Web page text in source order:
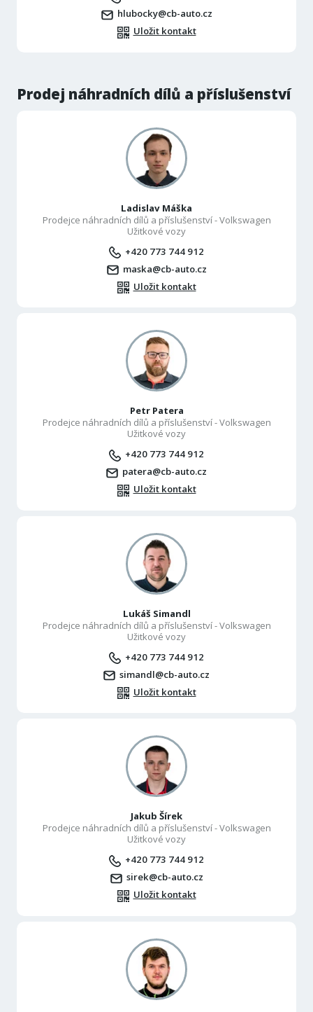
hlubocky@cb-auto.cz
Uložit kontakt
Prodej náhradních dílů a příslušenství
Ladislav Máška
Prodejce náhradních dílů a příslušenství - Volkswagen
Užitkové vozy
+420 773 744 912
maska@cb-auto.cz
Uložit kontakt
Petr Patera
Prodejce náhradních dílů a příslušenství - Volkswagen
Užitkové vozy
+420 773 744 912
patera@cb-auto.cz
Uložit kontakt
Lukáš Simandl
Prodejce náhradních dílů a příslušenství - Volkswagen
Užitkové vozy
+420 773 744 912
simandl@cb-auto.cz
Uložit kontakt
Jakub Šírek
Prodejce náhradních dílů a příslušenství - Volkswagen
Užitkové vozy
+420 773 744 912
sirek@cb-auto.cz
Uložit kontakt